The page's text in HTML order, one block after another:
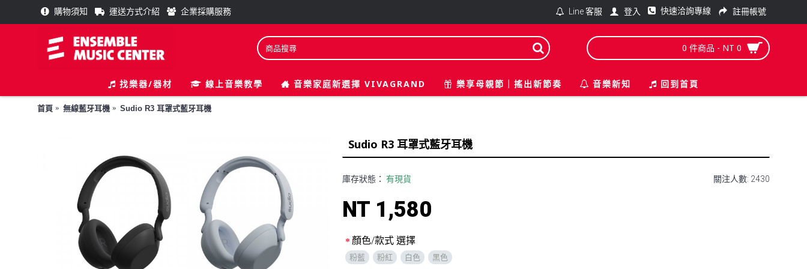
購物須知 運送方式介紹 企業採購服務 Line 客服 登入 快速洽詢專線 註冊帳號
0 件商品 - NT 0
找樂器/器材 線上音樂教學 音樂家庭新選擇 VIVAGRAND 樂享母親節｜搖出新節奏 音樂新知 回到首頁
首頁 無線藍牙耳機 Sudio R3 耳罩式藍牙耳機
Sudio R3 耳罩式藍牙耳機
關注人數: 2430
庫存狀態： 有現貨
NT 1,580
顏色/款式 選擇
粉藍 粉紅 白色 黑色